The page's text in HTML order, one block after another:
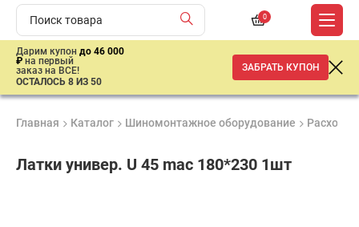
0
Дарим купон до 46 000
₽ на первый
заказ на ВСЕ!
ОСТАЛОСЬ 8 ИЗ 50
ЗАБРАТЬ КУПОН
Главная Каталог Шиномонтажное оборудование
Латки универ. U 45 mac 180*230 1шт